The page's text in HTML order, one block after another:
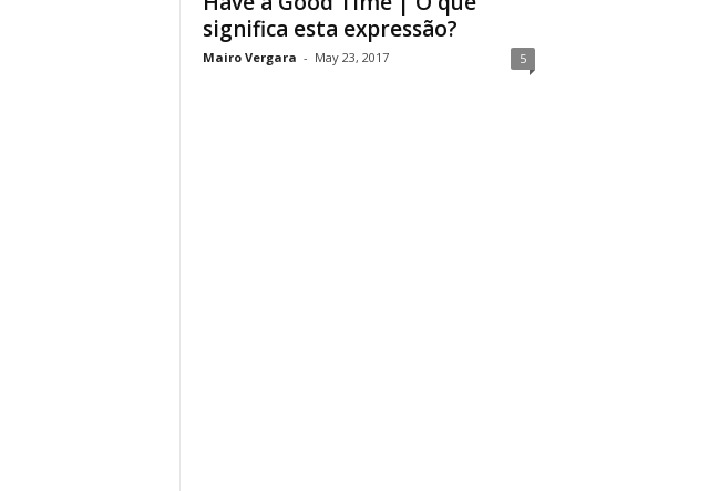
significa esta expressão?
Mairo Vergara - May 23, 2017 5